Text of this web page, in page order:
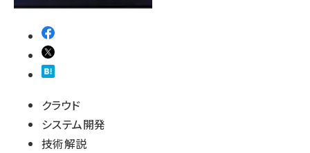
クラウド
システム開発
技術解説